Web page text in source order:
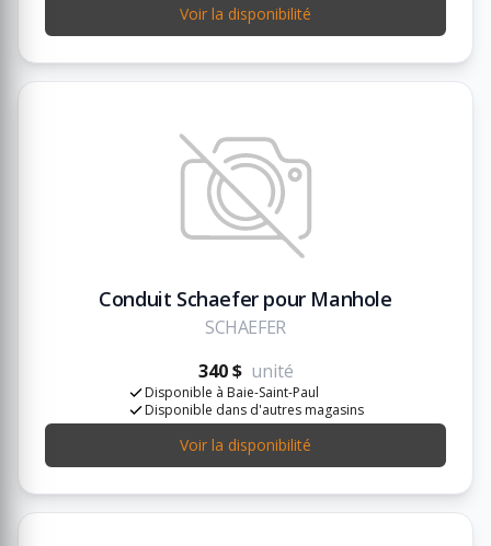
Voir la disponibilité
Conduit Schaefer pour Manhole
SCHAEFER
340 $ unité
Disponible à Baie-Saint-Paul
Disponible dans d'autres magasins
Voir la disponibilité